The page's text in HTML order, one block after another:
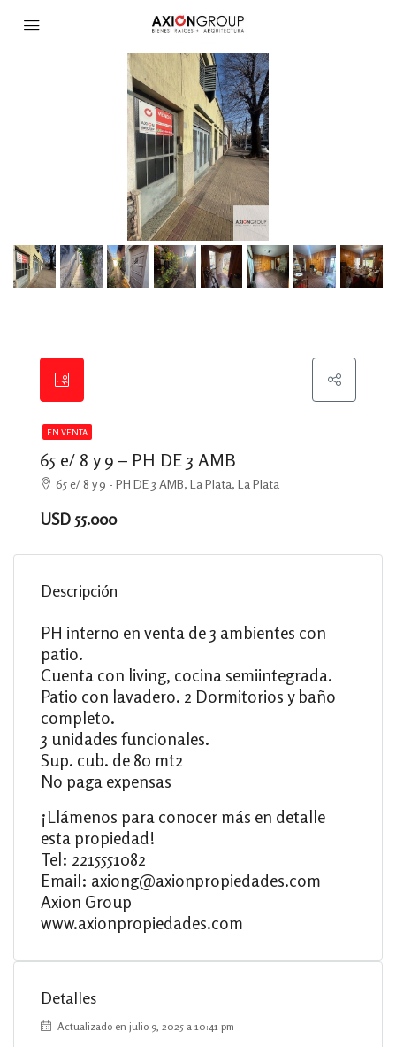
EN VENTA
65 e/ 8 y 9 – PH DE 3 AMB
65 e/ 8 y 9 - PH DE 3 AMB, La Plata, La Plata
USD 55.000
Descripción
PH interno en venta de 3 ambientes con
patio.
Cuenta con living, cocina semiintegrada.
Patio con lavadero. 2 Dormitorios y baño
completo.
3 unidades funcionales.
Sup. cub. de 80 mt2
No paga expensas
¡Llámenos para conocer más en detalle
esta propiedad!
Tel: 2215551082
Email: axiong@axionpropiedades.com
Axion Group
www.axionpropiedades.com
Detalles
Actualizado en julio 9, 2025 a 10:41 pm